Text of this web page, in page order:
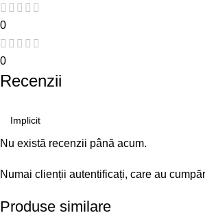
0
0
Recenzii
Nu există recenzii până acum.
Numai clienții autentificați, care au
Produse similare